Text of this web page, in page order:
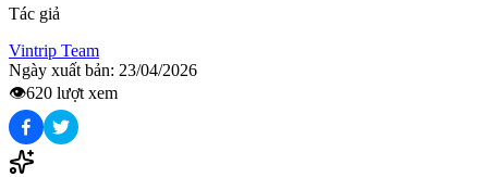
Tác giả
Vintrip Team
Ngày xuất bản: 23/04/2026
👁️620 lượt xem